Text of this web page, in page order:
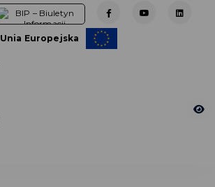
Unia Europejska